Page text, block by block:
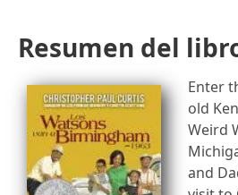
Resumen del
Enter
old
Weird
and